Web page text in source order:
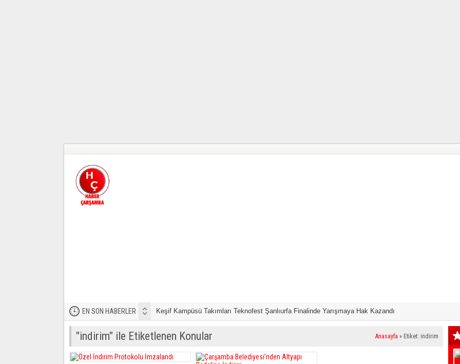
EN SON HABERLER Keşif Kampüsü Takımları Teknofest Şanlıurfa Finalinde Yarışmaya Hak Kazandı
Anasayfa » Etiket: indirim
"indirim" ile Etiketlenen Konular